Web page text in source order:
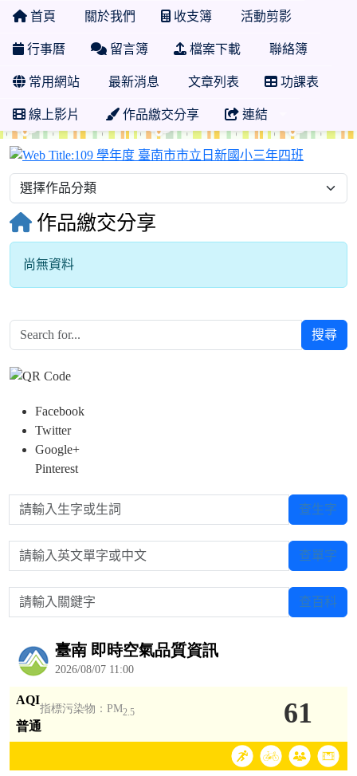
首頁 關於我們 收支簿 活動剪影
行事曆 留言簿 檔案下載 聯絡簿
常用網站 最新消息 文章列表 功課表
線上影片 作品繳交分享 連結
作品繳交分享
尚無資料
搜尋
Facebook
Twitter
Google+
Pinterest
請輸入生字或生詞 查生字
請輸入英文單字或中文 查單字
請輸入關鍵字 查百科